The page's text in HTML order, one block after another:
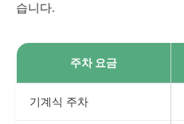
습니다.
주차 요금
기계식 주차